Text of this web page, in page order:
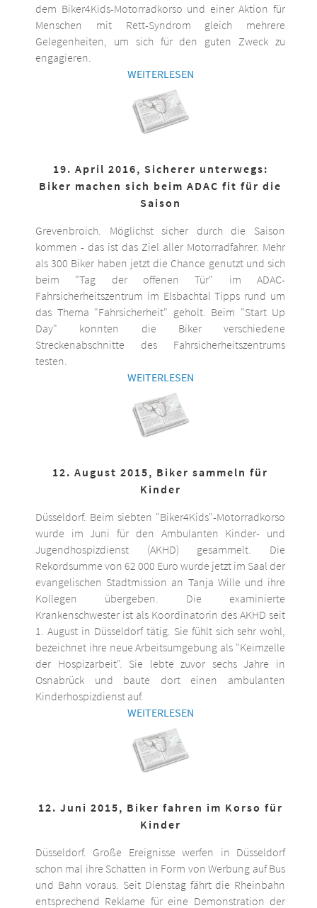
dem Biker4Kids-Motorradkorso und einer Aktion für
Menschen mit Rett-Syndrom gleich mehrere
Gelegenheiten, um sich für den guten Zweck zu
engagieren.
WEITERLESEN
19. April 2016, Sicherer unterwegs:
Biker machen sich beim ADAC fit für die
Saison
Grevenbroich. Möglichst sicher durch die Saison
kommen - das ist das Ziel aller Motorradfahrer. Mehr
als 300 Biker haben jetzt die Chance genutzt und sich
beim "Tag der offenen Tür" im ADAC-
Fahrsicherheitszentrum im Elsbachtal Tipps rund um
das Thema "Fahrsicherheit" geholt. Beim "Start Up
Day" konnten die Biker verschiedene
Streckenabschnitte des Fahrsicherheitszentrums
testen.
WEITERLESEN
12. August 2015, Biker sammeln für
Kinder
Düsseldorf. Beim siebten "Biker4Kids"-Motorradkorso
wurde im Juni für den Ambulanten Kinder- und
Jugendhospizdienst (AKHD) gesammelt. Die
Rekordsumme von 62 000 Euro wurde jetzt im Saal der
evangelischen Stadtmission an Tanja Wille und ihre
Kollegen übergeben. Die examinierte
Krankenschwester ist als Koordinatorin des AKHD seit
1. August in Düsseldorf tätig. Sie fühlt sich sehr wohl,
bezeichnet ihre neue Arbeitsumgebung als "Keimzelle
der Hospizarbeit". Sie lebte zuvor sechs Jahre in
Osnabrück und baute dort einen ambulanten
Kinderhospizdienst auf.
WEITERLESEN
12. Juni 2015, Biker fahren im Korso für
Kinder
Düsseldorf. Große Ereignisse werfen in Düsseldorf
schon mal ihre Schatten in Form von Werbung auf Bus
und Bahn voraus. Seit Dienstag fährt die Rheinbahn
entsprechend Reklame für eine Demonstration der